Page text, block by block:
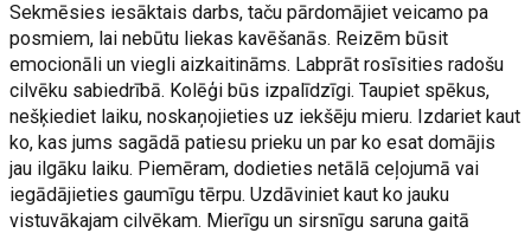
Sekmēsies iesāktais darbs, taču pārdomājiet veicamo pa
posmiem, lai nebūtu liekas kavēšanās. Reizēm būsit
emocionāli un viegli aizkaitināms. Labprāt rosīsities radošu
cilvēku sabiedrībā. Kolēģi būs izpalīdzīgi. Taupiet spēkus,
nešķiediet laiku, noskaņojieties uz iekšēju mieru. Izdariet kaut
ko, kas jums sagādā patiesu prieku un par ko esat domājis
jau ilgāku laiku. Piemēram, dodieties netālā ceļojumā vai
iegādājieties gaumīgu tērpu. Uzdāviniet kaut ko jauku
vistuvākajam cilvēkam. Mierīgu un sirsnīgu saruna gaitā